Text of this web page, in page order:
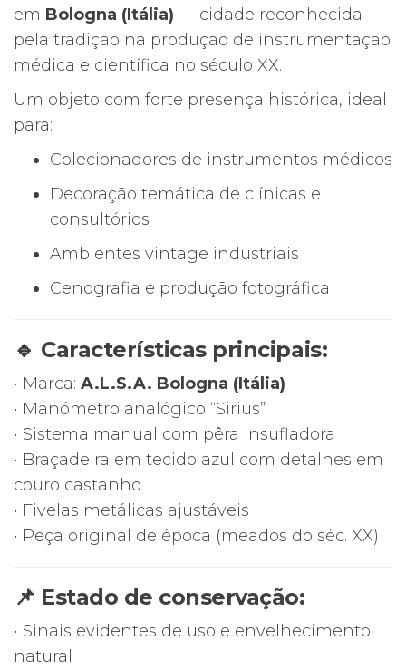
em Bologna (Itália) — cidade reconhecida
pela tradição na produção de instrumentação
médica e científica no século XX.
Um objeto com forte presença histórica, ideal
para:
Colecionadores de instrumentos médicos
Decoração temática de clínicas e
consultórios
Ambientes vintage industriais
Cenografia e produção fotográfica
🔹 Características principais:
• Marca: A.L.S.A. Bologna (Itália)
• Manómetro analógico “Sirius”
• Sistema manual com pêra insufladora
• Braçadeira em tecido azul com detalhes em
couro castanho
• Fivelas metálicas ajustáveis
• Peça original de época (meados do séc. XX)
📌 Estado de conservação:
• Sinais evidentes de uso e envelhecimento
natural